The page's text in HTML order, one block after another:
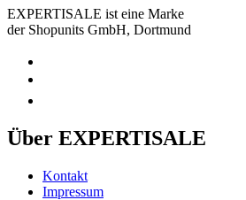
EXPERTISALE ist eine Marke
der Shopunits GmbH, Dortmund
Über EXPERTISALE
Kontakt
Impressum